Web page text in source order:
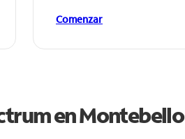
Comenzar
enMontebello